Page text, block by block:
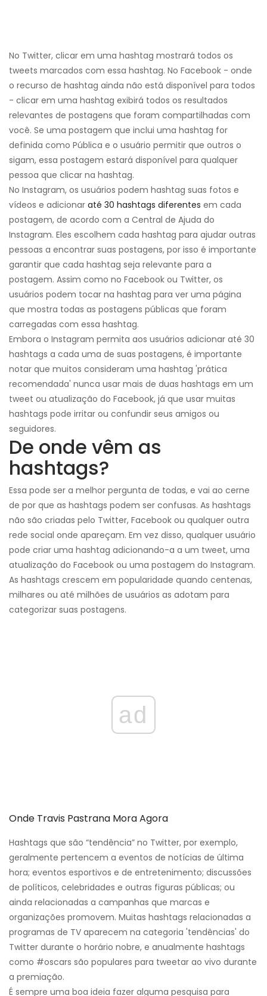
No Twitter, clicar em uma hashtag mostrará todos os
tweets marcados com essa hashtag. No Facebook - onde
o recurso de hashtag ainda não está disponível para todos
- clicar em uma hashtag exibirá todos os resultados
relevantes de postagens que foram compartilhadas com
você. Se uma postagem que inclui uma hashtag for
definida como Pública e o usuário permitir que outros o
sigam, essa postagem estará disponível para qualquer
pessoa que clicar na hashtag.
No Instagram, os usuários podem hashtag suas fotos e
vídeos e adicionar até 30 hashtags diferentes em cada
postagem, de acordo com a Central de Ajuda do
Instagram. Eles escolhem cada hashtag para ajudar outras
pessoas a encontrar suas postagens, por isso é importante
garantir que cada hashtag seja relevante para a
postagem. Assim como no Facebook ou Twitter, os
usuários podem tocar na hashtag para ver uma página
que mostra todas as postagens públicas que foram
carregadas com essa hashtag.
Embora o Instagram permita aos usuários adicionar até 30
hashtags a cada uma de suas postagens, é importante
notar que muitos consideram uma hashtag 'prática
recomendada' nunca usar mais de duas hashtags em um
tweet ou atualização do Facebook, já que usar muitas
hashtags pode irritar ou confundir seus amigos ou
seguidores.
De onde vêm as
hashtags?
Essa pode ser a melhor pergunta de todas, e vai ao cerne
de por que as hashtags podem ser confusas. As hashtags
não são criadas pelo Twitter, Facebook ou qualquer outra
rede social onde apareçam. Em vez disso, qualquer usuário
pode criar uma hashtag adicionando-a a um tweet, uma
atualização do Facebook ou uma postagem do Instagram.
As hashtags crescem em popularidade quando centenas,
milhares ou até milhões de usuários as adotam para
categorizar suas postagens.
ad
Onde Travis Pastrana Mora Agora
Hashtags que são “tendência” no Twitter, por exemplo,
geralmente pertencem a eventos de notícias de última
hora; eventos esportivos e de entretenimento; discussões
de políticos, celebridades e outras figuras públicas; ou
ainda relacionadas a campanhas que marcas e
organizações promovem. Muitas hashtags relacionadas a
programas de TV aparecem na categoria 'tendências' do
Twitter durante o horário nobre, e anualmente hashtags
como #oscars são populares para tweetar ao vivo durante
a premiação.
É sempre uma boa ideia fazer alguma pesquisa para